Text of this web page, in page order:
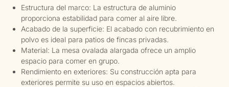
Estructura del marco: La estructura de aluminio
proporciona estabilidad para comer al aire libre.
Acabado de la superficie: El acabado con recubrimiento en
polvo es ideal para patios de fincas privadas.
Material: La mesa ovalada alargada ofrece un amplio
espacio para comer en grupo.
Rendimiento en exteriores: Su construcción apta para
exteriores permite su uso en espacios abiertos.